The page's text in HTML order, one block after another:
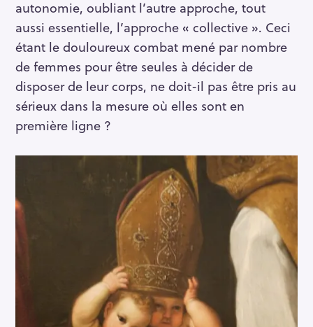
autonomie, oubliant l’autre approche, tout
aussi essentielle, l’approche « collective ». Ceci
étant le douloureux combat mené par nombre
de femmes pour être seules à décider de
disposer de leur corps, ne doit-il pas être pris au
sérieux dans la mesure où elles sont en
première ligne ?